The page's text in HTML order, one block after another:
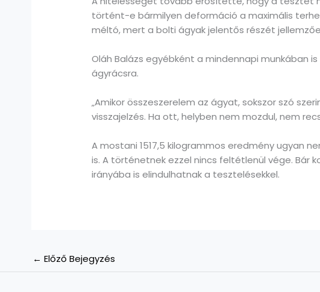
történt-e bármilyen deformáció a maximális
méltó, mert a bolti ágyak jelentős részét
Oláh Balázs egyébként a mindennapi munkában
ágyrácsra.
„Amikor összeszerelem az ágyat, sokszor szó
visszajelzés. Ha ott, helyben nem mozdul, nem
A mostani 1517,5 kilogrammos eredmény ugyan
is. A történetnek ezzel nincs feltétlenül vége. Bár
irányába is elindulhatnak a tesztelésekkel.
← Előző Bejegyzés